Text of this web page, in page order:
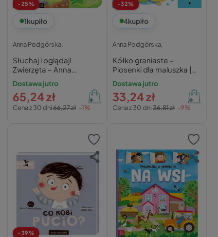
-25%
1kupiło
Anna Podgórska,
Słuchaj i oglądaj!
Zwierzęta – Anna
Podgórska
Dostawa jutro
Cena z 30 dni66,27 zł -1%
65,24 zł
-32%
4kupiło
Anna Podgórska,
Kółko graniaste –
Piosenki dla maluszka |
Anna Podgórska
Dostawa jutro
Cena z 30 dni36,81 zł -9%
33,24 zł
-39%